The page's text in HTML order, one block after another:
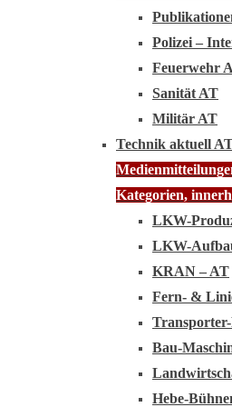
Polizei –
Feuerwehr
Sanität AT
Militär AT
Technik aktuell
Kategorien,
LKW-
LKW-
KRAN – AT
Fern- &
Bau-
Hebe-